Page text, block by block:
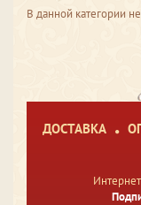
В данной категории
ДОСТАВКА